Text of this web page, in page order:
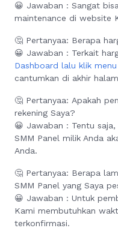
😀 Jawaban : Sangat
maintenance di website
🤔 Pertanyaa: Berapa
😀 Jawaban : Terkait
Dashboard lalu klik
cantumkan di akhir
🤔 Pertanyaa: Apakah
rekening Saya?
😀 Jawaban : Tentu
SMM Panel milik Anda
Anda.
🤔 Pertanyaa: Berapa
SMM Panel yang Saya
😀 Jawaban : Untuk
Kami membutuhkan
terkonfirmasi.